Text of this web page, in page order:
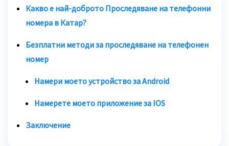
Какво е най-доброто Проследяване на телефонни
номера в Катар?
Безплатни методи за проследяване на телефонен
номер
Намери моето устройство за Android
Намерете моето приложение за IOS
Заключение